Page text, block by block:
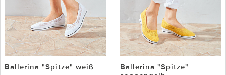
Ballerina "Spitze" weiß
Ballerina "Spitze"